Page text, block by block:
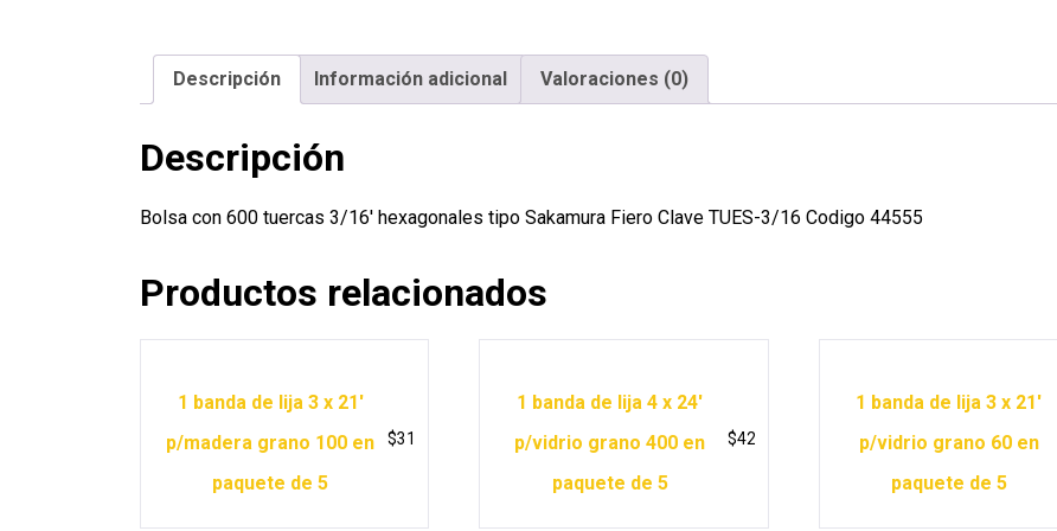
Descripción Información adicional Valoraciones (0)
Descripción
Bolsa con 600 tuercas 3/16′ hexagonales tipo Sakamura Fiero Clave TUES-3/16 Codigo 44555
Productos relacionados
1 banda de lija 3 x 21′
p/madera grano 100 en
paquete de 5
$31
1 banda de lija 4 x 24′
p/vidrio grano 400 en
paquete de 5
$42
1 banda de lija 3 x 21′
p/vidrio grano 60 en
paquete de 5